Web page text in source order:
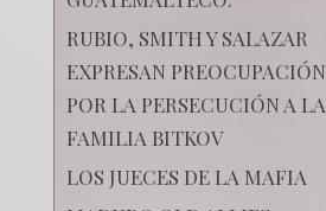
RUBIO, SMITH Y SALAZAR
EXPRESAN PREOCUPACIÓN
POR LA PERSECUCIÓN A LA
FAMILIA BITKOV
LOS JUECES DE LA MAFIA